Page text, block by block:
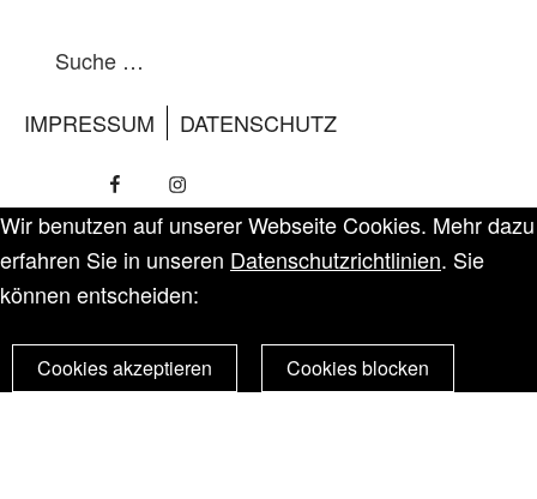
Suche
IMPRESSUM DATENSCHUTZ
Wir benutzen auf unserer Webseite Cookies. Mehr dazu
erfahren Sie in unseren Datenschutzrichtlinien. Sie
können entscheiden:
Cookies akzeptieren Cookies blocken